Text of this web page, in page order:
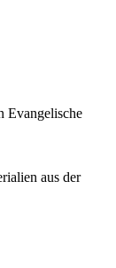
Evangelische
aus der